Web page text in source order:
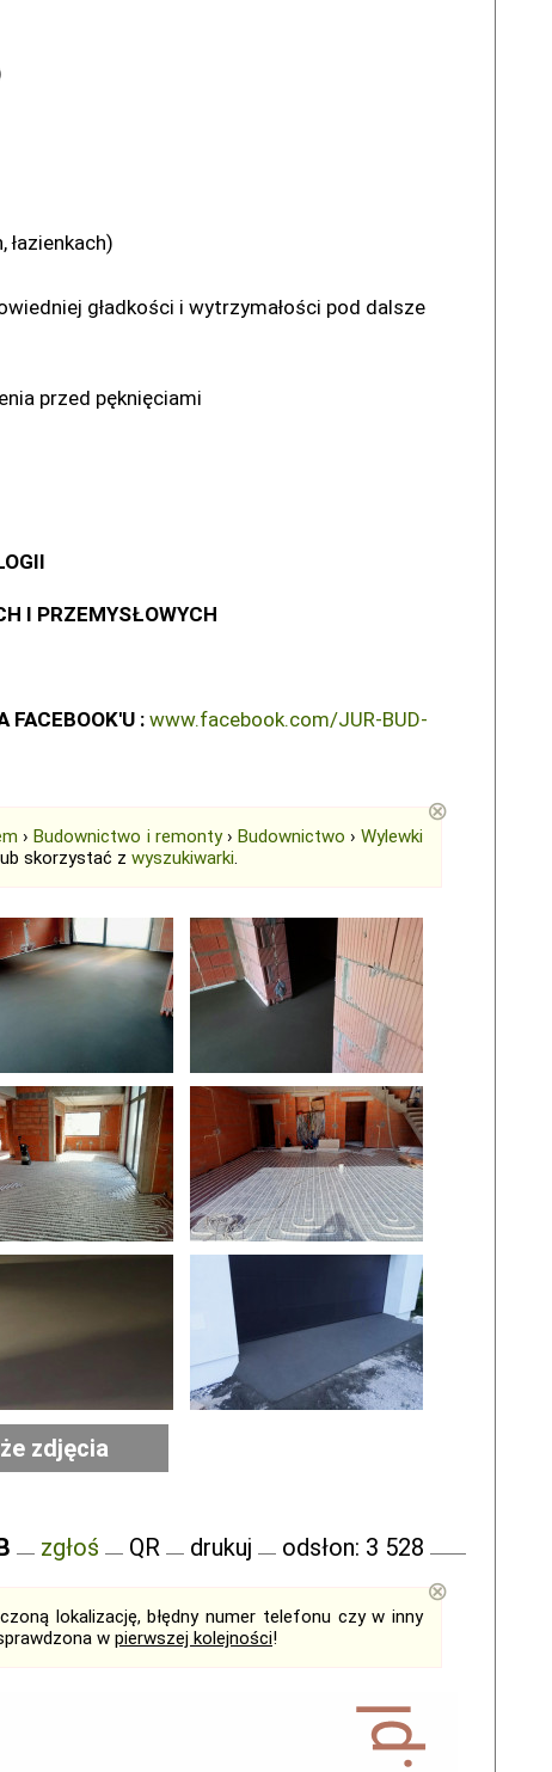
gładkości i wytrzymałości pod dalsze
przed pęknięciami
I PRZEMYSŁOWYCH
FACEBOOK'U : www.facebook.com/JUR-BUD-
›Budownictwo i remonty› Budownictwo ›Wylewki
skorzystać z wyszukiwarki.
⊗
zdjęcia
zgłoś QR drukuj odsłon: 3 528
lokalizację, błędny numer telefonu czy w inny
w pierwszej kolejności!
⊗